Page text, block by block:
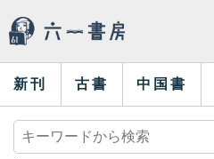
新刊 古書 中国書